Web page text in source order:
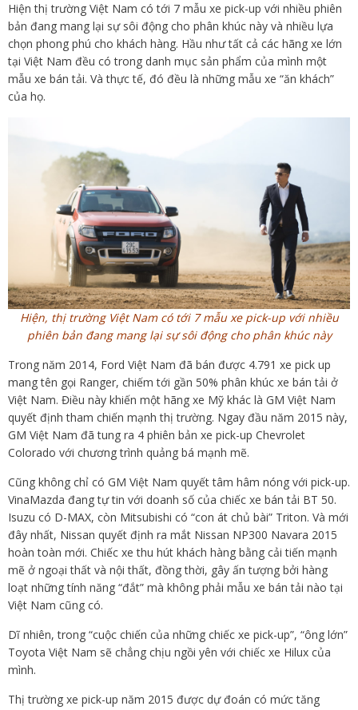
Hiện thị trường Việt Nam có tới 7 mẫu xe pick-up với nhiều phiên
bản đang mang lại sự sôi động cho phân khúc này và nhiều lựa
chọn phong phú cho khách hàng. Hầu như tất cả các hãng xe lớn
tại Việt Nam đều có trong danh mục sản phẩm của mình một
mẫu xe bán tải. Và thực tế, đó đều là những mẫu xe “ăn khách”
của họ.
Hiện, thị trường Việt Nam có tới 7 mẫu xe pick-up với nhiều
phiên bản đang mang lại sự sôi động cho phân khúc này
Trong năm 2014, Ford Việt Nam đã bán được 4.791 xe pick up
mang tên gọi Ranger, chiếm tới gần 50% phân khúc xe bán tải ở
Việt Nam. Điều này khiến một hãng xe Mỹ khác là GM Việt Nam
quyết định tham chiến mạnh thị trường. Ngay đầu năm 2015 này,
GM Việt Nam đã tung ra 4 phiên bản xe pick-up Chevrolet
Colorado với chương trình quảng bá mạnh mẽ.
Cũng không chỉ có GM Việt Nam quyết tâm hâm nóng với pick-up.
VinaMazda đang tự tin với doanh số của chiếc xe bán tải BT 50.
Isuzu có D-MAX, còn Mitsubishi có “con át chủ bài” Triton. Và mới
đây nhất, Nissan quyết định ra mắt Nissan NP300 Navara 2015
hoàn toàn mới. Chiếc xe thu hút khách hàng bằng cải tiến mạnh
mẽ ở ngoại thất và nội thất, đồng thời, gây ấn tượng bởi hàng
loạt những tính năng “đắt” mà không phải mẫu xe bán tải nào tại
Việt Nam cũng có.
Dĩ nhiên, trong “cuộc chiến của những chiếc xe pick-up”, “ông lớn”
Toyota Việt Nam sẽ chẳng chịu ngồi yên với chiếc xe Hilux của
mình.
Thị trường xe pick-up năm 2015 được dự đoán có mức tăng